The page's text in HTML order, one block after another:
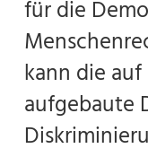
für die
kann die
aufgebaute